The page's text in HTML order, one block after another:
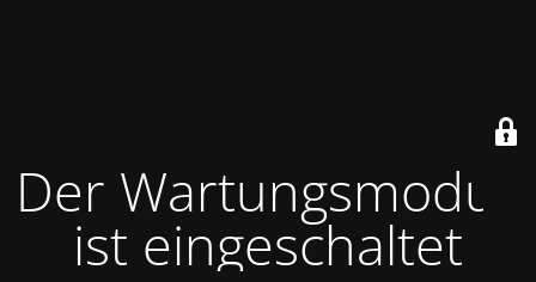
Der Wartungsmodus
ist eingeschaltet